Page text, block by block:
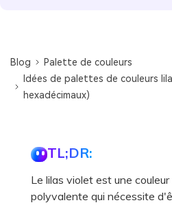
Blog
Palette de couleurs
Idées de palettes de couleurs
hexadécimaux)
TL;DR:
Le lilas violet est une
polyvalente qui nécessite